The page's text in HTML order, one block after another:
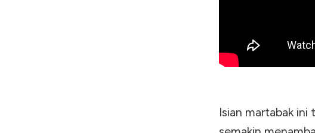
Isian martabak